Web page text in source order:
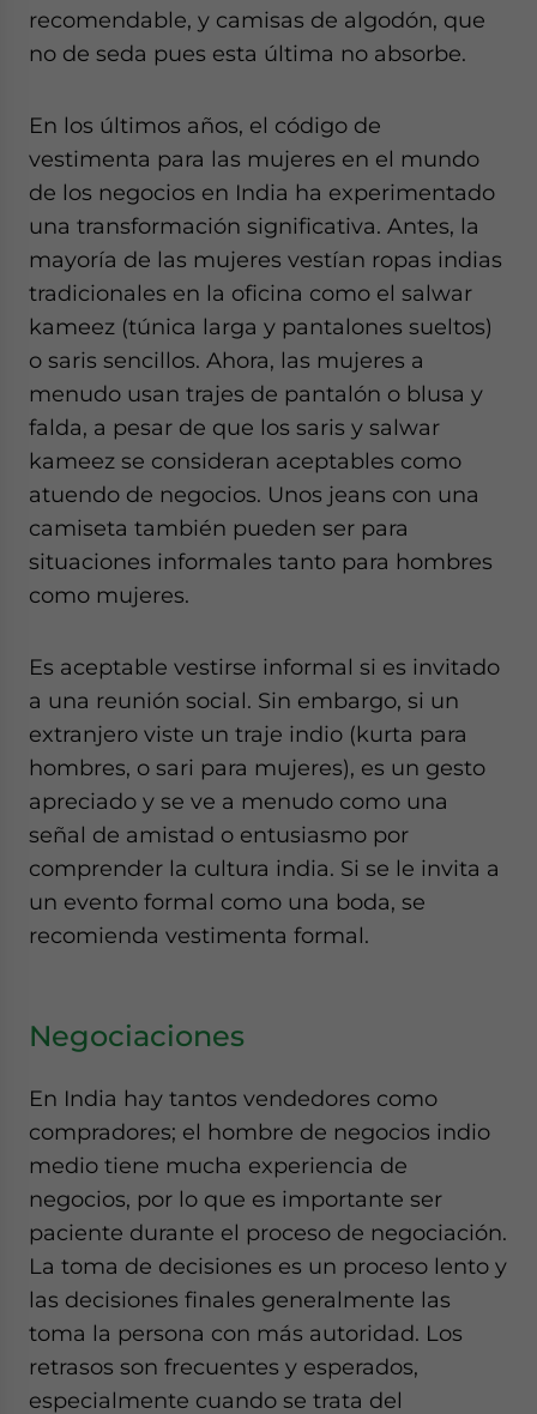
recomendable, y camisas de algodón, que
no de seda pues esta última no absorbe.
En los últimos años, el código de
vestimenta para las mujeres en el mundo
de los negocios en India ha experimentado
una transformación significativa. Antes, la
mayoría de las mujeres vestían ropas indias
tradicionales en la oficina como el salwar
kameez (túnica larga y pantalones sueltos)
o saris sencillos. Ahora, las mujeres a
menudo usan trajes de pantalón o blusa y
falda, a pesar de que los saris y salwar
kameez se consideran aceptables como
atuendo de negocios. Unos jeans con una
camiseta también pueden ser para
situaciones informales tanto para hombres
como mujeres.
Es aceptable vestirse informal si es invitado
a una reunión social. Sin embargo, si un
extranjero viste un traje indio (kurta para
hombres, o sari para mujeres), es un gesto
apreciado y se ve a menudo como una
señal de amistad o entusiasmo por
comprender la cultura india. Si se le invita a
un evento formal como una boda, se
recomienda vestimenta formal.
Negociaciones
En India hay tantos vendedores como
compradores; el hombre de negocios indio
medio tiene mucha experiencia de
negocios, por lo que es importante ser
paciente durante el proceso de negociación.
La toma de decisiones es un proceso lento y
las decisiones finales generalmente las
toma la persona con más autoridad. Los
retrasos son frecuentes y esperados,
especialmente cuando se trata del